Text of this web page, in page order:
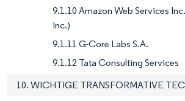
9.1.10 Amazon Web Services
Inc.)
9.1.11 G-Core Labs S.A.
9.1.12 Tata Consulting Services
10. WICHTIGE TRANSFORMATIVE